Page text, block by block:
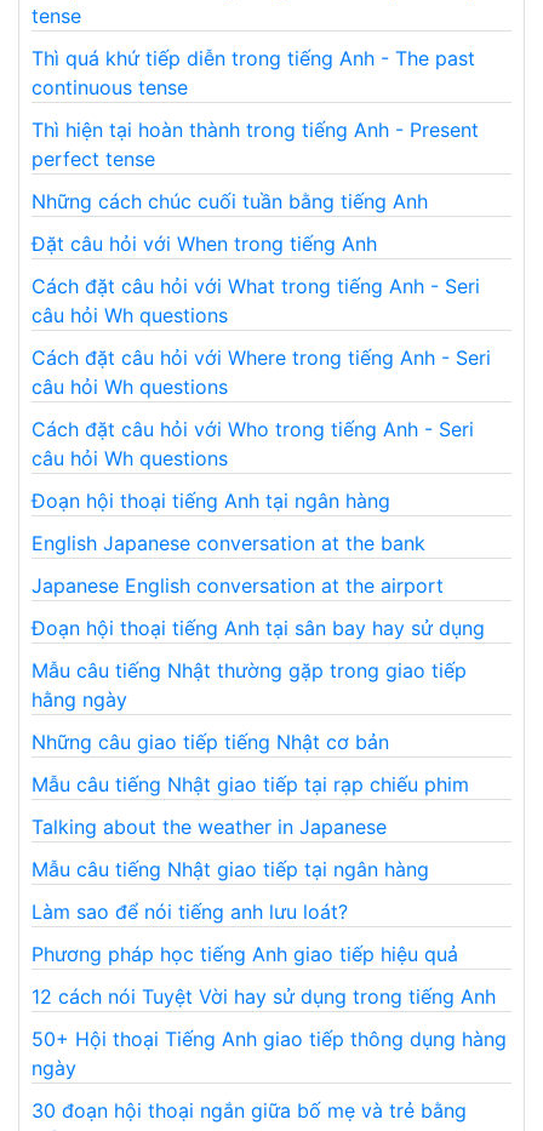
tense
Thì quá khứ tiếp diễn trong tiếng Anh - The past
continuous tense
Thì hiện tại hoàn thành trong tiếng Anh - Present
perfect tense
Những cách chúc cuối tuần bằng tiếng Anh
Đặt câu hỏi với When trong tiếng Anh
Cách đặt câu hỏi với What trong tiếng Anh - Seri
câu hỏi Wh questions
Cách đặt câu hỏi với Where trong tiếng Anh - Seri
câu hỏi Wh questions
Cách đặt câu hỏi với Who trong tiếng Anh - Seri
câu hỏi Wh questions
Đoạn hội thoại tiếng Anh tại ngân hàng
English Japanese conversation at the bank
Japanese English conversation at the airport
Đoạn hội thoại tiếng Anh tại sân bay hay sử dụng
Mẫu câu tiếng Nhật thường gặp trong giao tiếp
hằng ngày
Những câu giao tiếp tiếng Nhật cơ bản
Mẫu câu tiếng Nhật giao tiếp tại rạp chiếu phim
Talking about the weather in Japanese
Mẫu câu tiếng Nhật giao tiếp tại ngân hàng
Làm sao để nói tiếng anh lưu loát?
Phương pháp học tiếng Anh giao tiếp hiệu quả
12 cách nói Tuyệt Vời hay sử dụng trong tiếng Anh
50+ Hội thoại Tiếng Anh giao tiếp thông dụng hàng
ngày
30 đoạn hội thoại ngắn giữa bố mẹ và trẻ bằng